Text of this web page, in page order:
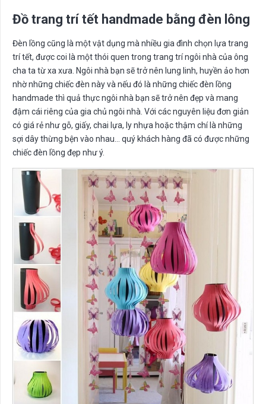
Đồ trang trí tết handmade bằng đèn lông
Đèn lồng cũng là một vật dụng mà nhiều gia đình chọn lựa trang
trí tết, được coi là một thói quen trong trang trí ngôi nhà của ông
cha ta từ xa xưa. Ngôi nhà bạn sẽ trở nên lung linh, huyền ảo hơn
nhờ những chiếc đèn này và nếu đó là những chiếc đèn lồng
handmade thì quả thực ngôi nhà bạn sẽ trở nên đẹp và mang
đậm cái riêng của gia chủ ngôi nhà. Với các nguyên liệu đơn giản
có giá rẻ như gỗ, giấy, chai lựa, ly nhựa hoặc thậm chí là những
sợi dây thừng bện vào nhau… quý khách hàng đã có được những
chiếc đèn lồng đẹp như ý.